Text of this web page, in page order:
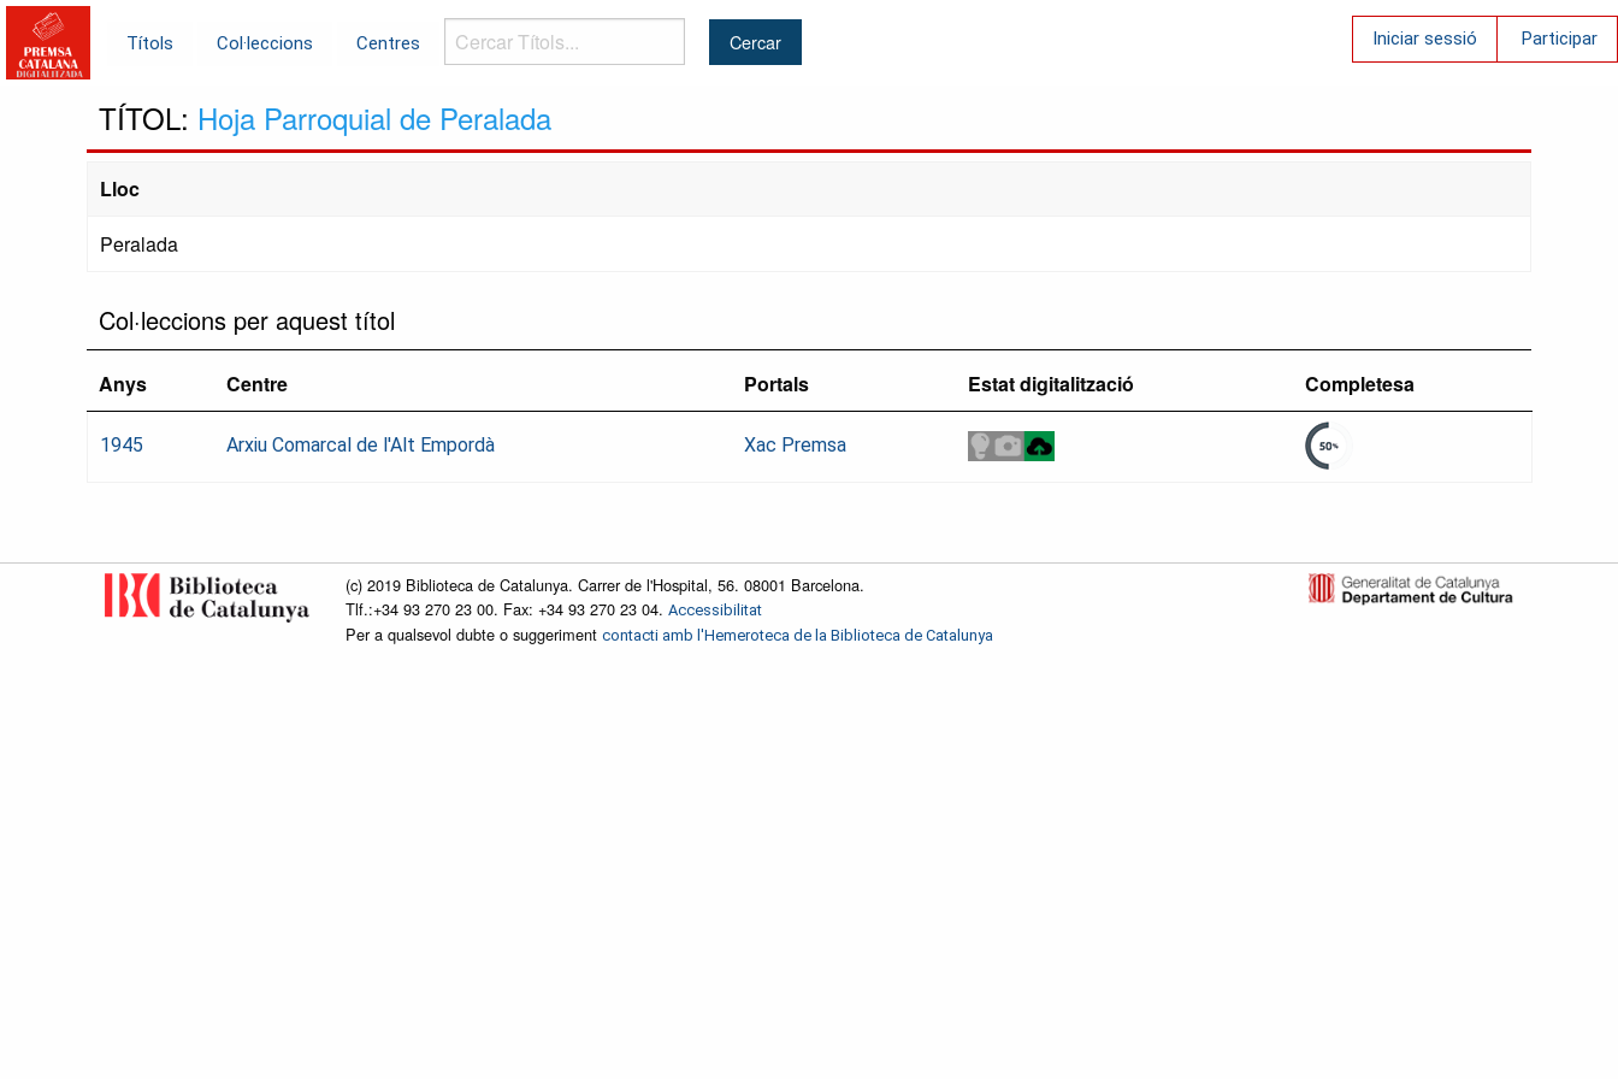
Títols Col·leccions Centres
Cercar
Títols...
Iniciar sessió Participar
TÍTOL: Hoja Parroquial de Peralada
Lloc
Peralada
Col·leccions per aquest títol
Anys Centre Portals Estat digitalització Completesa
1945 Arxiu Comarcal de l'Alt Empordà Xac Premsa
(c) 2019 Biblioteca de Catalunya. Carrer de l'Hospital, 56. 08001 Barcelona.
Tlf.:+34 93 270 23 00. Fax: +34 93 270 23 04. Accessibilitat
Per a qualsevol dubte o suggeriment contacti amb l'Hemeroteca de la Biblioteca de Catalunya